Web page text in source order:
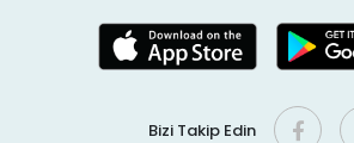
Bizi Takip Edin